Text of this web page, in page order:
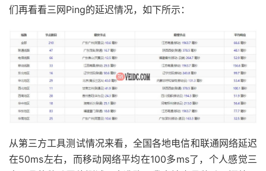
们再看看三网Ping的延迟情况，如下所示：
从第三方工具测试情况来看，全国各地电信和联通网络延迟
在50ms左右，而移动网络平均在100多ms了，个人感觉三